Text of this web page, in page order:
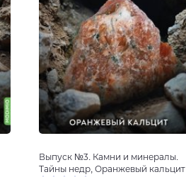
Выпуск №3. Камни и минералы.
Тайны недр, Оранжевый кальцит